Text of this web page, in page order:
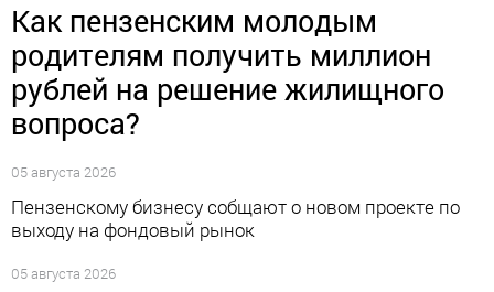
Как пензенским молодым
родителям получить миллион
рублей на решение жилищного
вопроса?
05 августа 2026
Пензенскому бизнесу собщают о новом проекте по
выходу на фондовый рынок
05 августа 2026